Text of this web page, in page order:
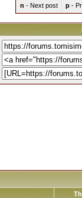
n - Next post p-